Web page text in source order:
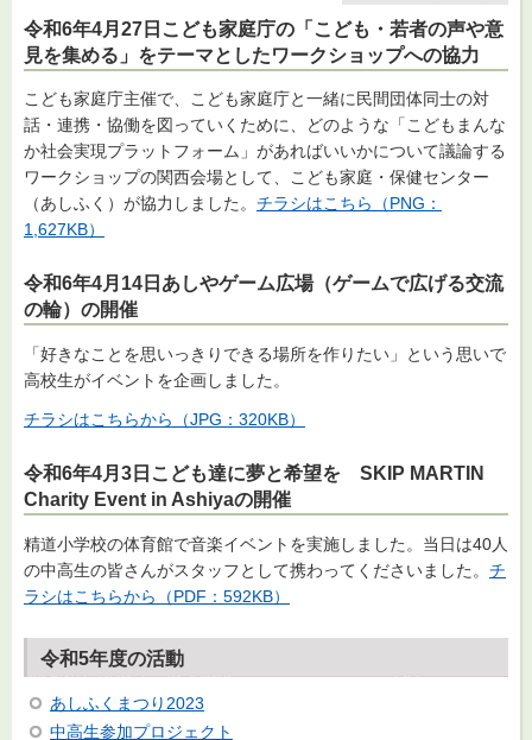
令和6年4月27日こども家庭庁の「こども・若者の声や意
見を集める」をテーマとしたワークショップへの協力
こども家庭庁主催で、こども家庭庁と一緒に民間団体同士の対
話・連携・協働を図っていくために、どのような「こどもまんな
か社会実現プラットフォーム」があればいいかについて議論する
ワークショップの関西会場として、こども家庭・保健センター
（あしふく）が協力しました。 チラシはこちら（PNG：
1,627KB）
令和6年4月14日あしやゲーム広場（ゲームで広げる交流
の輪）の開催
「好きなことを思いっきりできる場所を作りたい」という思いで
高校生がイベントを企画しました。
チラシはこちらから（JPG：320KB）
令和6年4月3日こども達に夢と希望を SKIP MARTIN
Charity Event in Ashiyaの開催
精道小学校の体育館で音楽イベントを実施しました。当日は40人
の中高生の皆さんがスタッフとして携わってくださいました。 チ
ラシはこちらから（PDF：592KB）
令和5年度の活動
あしふくまつり2023
中高生参加プロジェクト